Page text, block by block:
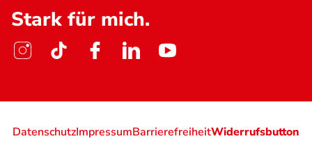
Stark für mich.
DatenschutzImpressumBarrierefreiheitWiderrufsbutton